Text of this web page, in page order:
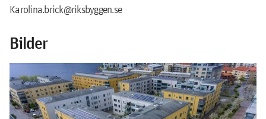
Karolina.brick@riksbyggen.se
Bilder